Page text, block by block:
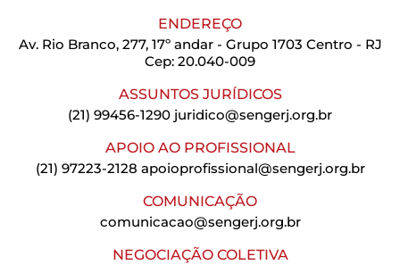
ENDEREÇO
Av. Rio Branco, 277, 17º andar - Grupo 1703 Centro - RJ
Cep: 20.040-009
ASSUNTOS JURÍDICOS
(21) 99456-1290 juridico@sengerj.org.br
APOIO AO PROFISSIONAL
(21) 97223-2128 apoioprofissional@sengerj.org.br
COMUNICAÇÃO
comunicacao@sengerj.org.br
NEGOCIAÇÃO COLETIVA